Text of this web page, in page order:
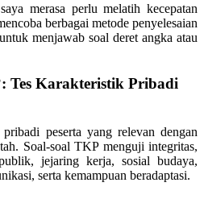
merasa perlu melatih kecepatan
berbagai metode penyelesaian
menjawab soal deret angka atau
Tes Karakteristik Pribadi
peserta yang relevan dengan
Soal-soal TKP menguji integritas,
jejaring kerja, sosial budaya,
serta kemampuan beradaptasi.